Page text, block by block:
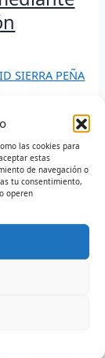
las cookies para
estas
de navegación o
tu consentimiento,
operen
SIERRA PEÑA
de su
Bienvenida
a Profesores
se realizan